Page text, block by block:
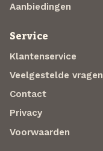
Aanbiedingen
Service
Klantenservice
Veelgestelde vragen
Contact
Privacy
Voorwaarden